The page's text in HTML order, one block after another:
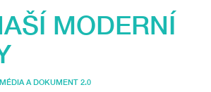
MODERNÍ
MÉDIA A DOKUMENT 2.0